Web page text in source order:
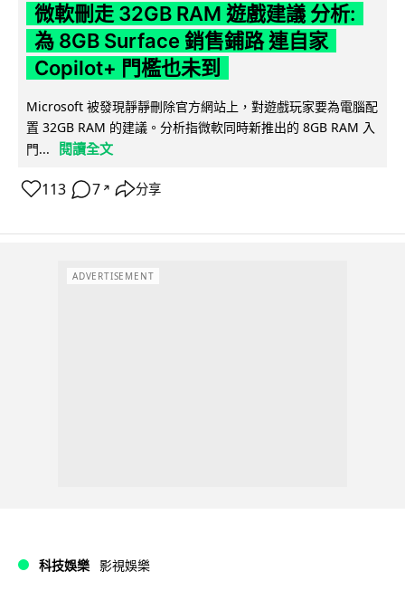
微軟刪走 32GB RAM 遊戲建議 分析:
為 8GB Surface 銷售鋪路 連自家
Copilot+ 門檻也未到
Microsoft 被發現靜靜刪除官方網站上，對遊戲玩家要為電腦配
置 32GB RAM 的建議。分析指微軟同時新推出的 8GB RAM 入
門...
閱讀全文
113 7 ↗ 分享
ADVERTISEMENT
科技娛樂 影視娛樂